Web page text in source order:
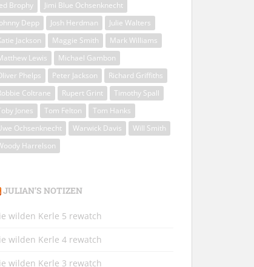
Brophy
Jimi Blue Ochsenknecht
Depp
Josh Herdman
Julie Walters
Jackson
Maggie Smith
Mark Williams
Lewis
Michael Gambon
Phelps
Peter Jackson
Richard Griffiths
Coltrane
Rupert Grint
Timothy Spall
Jones
Tom Felton
Tom Hanks
Ochsenknecht
Warwick Davis
Will Smith
Harrelson
JULIAN’S NOTIZEN
wilden Kerle 5 rewatch
wilden Kerle 4 rewatch
wilden Kerle 3 rewatch